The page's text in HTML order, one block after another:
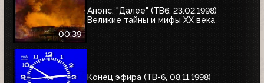
00:39
Анонс, "Далее" (ТВ6, 23.02.1998)
Великие тайны и мифы XX века
Конец эфира (ТВ-6, 08.11.1998)